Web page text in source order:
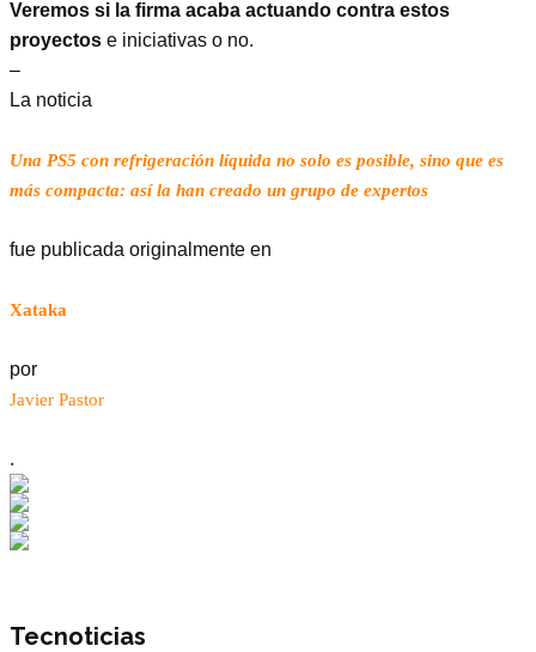
Veremos si la firma acaba actuando contra estos
proyectos e iniciativas o no.
–
La noticia
Una PS5 con refrigeración líquida no solo es posible, sino que es
más compacta: así la han creado un grupo de expertos
fue publicada originalmente en
Xataka
por
Javier Pastor
.
Tecnoticias